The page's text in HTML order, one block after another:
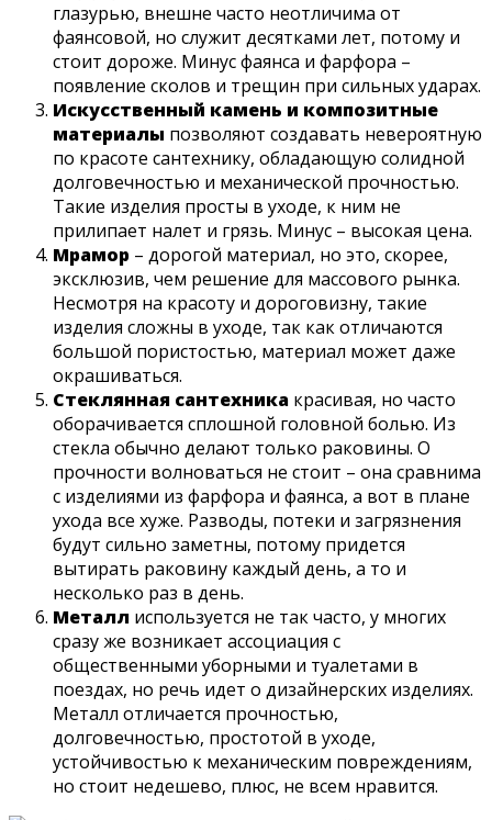
глазурью, внешне часто неотличима от
фаянсовой, но служит десятками лет, потому и
стоит дороже. Минус фаянса и фарфора –
появление сколов и трещин при сильных ударах.
Искусственный камень и композитные
материалы позволяют создавать невероятную
по красоте сантехнику, обладающую солидной
долговечностью и механической прочностью.
Такие изделия просты в уходе, к ним не
прилипает налет и грязь. Минус – высокая цена.
Мрамор – дорогой материал, но это, скорее,
эксклюзив, чем решение для массового рынка.
Несмотря на красоту и дороговизну, такие
изделия сложны в уходе, так как отличаются
большой пористостью, материал может даже
окрашиваться.
Стеклянная сантехника красивая, но часто
оборачивается сплошной головной болью. Из
стекла обычно делают только раковины. О
прочности волноваться не стоит – она сравнима
с изделиями из фарфора и фаянса, а вот в плане
ухода все хуже. Разводы, потеки и загрязнения
будут сильно заметны, потому придется
вытирать раковину каждый день, а то и
несколько раз в день.
Металл используется не так часто, у многих
сразу же возникает ассоциация с
общественными уборными и туалетами в
поездах, но речь идет о дизайнерских изделиях.
Металл отличается прочностью,
долговечностью, простотой в уходе,
устойчивостью к механическим повреждениям,
но стоит недешево, плюс, не всем нравится.